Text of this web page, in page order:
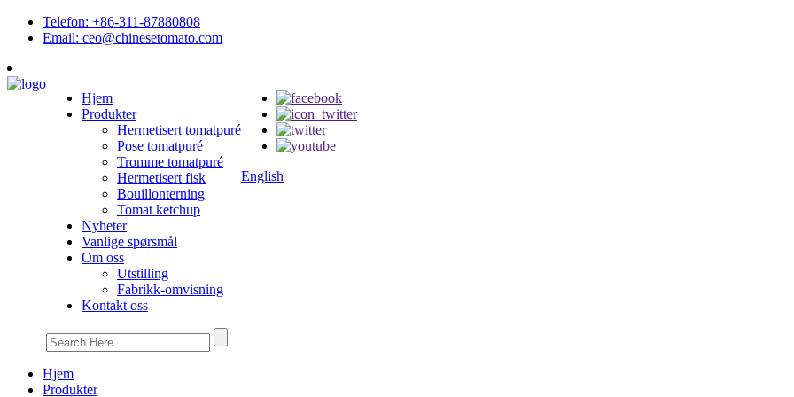
Telefon: +86-311-87880808
Email: ceo@chinesetomato.com
Hjem
Produkter
Hermetisert tomatpuré
Pose tomatpuré
Tromme tomatpuré
Hermetisert fisk
Bouillonterning
Tomat ketchup
Nyheter
Vanlige spørsmål
Om oss
Utstilling
Fabrikk-omvisning
Kontakt oss
English
Hjem
Produkter